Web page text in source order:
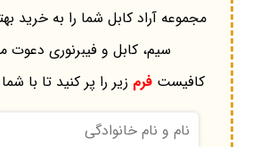
مجموعه آراد کابل شما را به خرید
سیم، کابل و فیبرنوری دعوت
کافیستفرم زیر را پر کنید تا با